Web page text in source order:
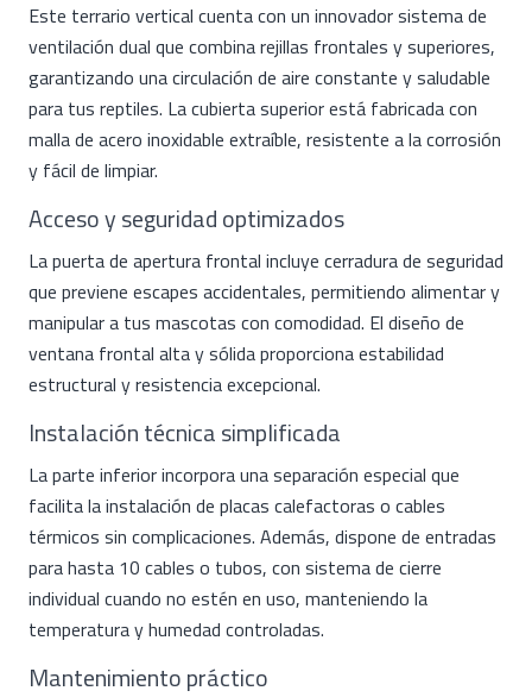
Este terrario vertical cuenta con un innovador sistema de
ventilación dual que combina rejillas frontales y superiores,
garantizando una circulación de aire constante y saludable
para tus reptiles. La cubierta superior está fabricada con
malla de acero inoxidable extraíble, resistente a la corrosión
y fácil de limpiar.
Acceso y seguridad optimizados
La puerta de apertura frontal incluye cerradura de seguridad
que previene escapes accidentales, permitiendo alimentar y
manipular a tus mascotas con comodidad. El diseño de
ventana frontal alta y sólida proporciona estabilidad
estructural y resistencia excepcional.
Instalación técnica simplificada
La parte inferior incorpora una separación especial que
facilita la instalación de placas calefactoras o cables
térmicos sin complicaciones. Además, dispone de entradas
para hasta 10 cables o tubos, con sistema de cierre
individual cuando no estén en uso, manteniendo la
temperatura y humedad controladas.
Mantenimiento práctico